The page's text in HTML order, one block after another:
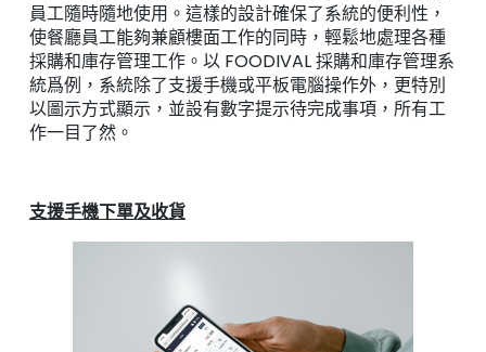
員工隨時隨地使用。這樣的設計確保了系統的便利性，
使餐廳員工能夠兼顧樓面工作的同時，輕鬆地處理各種
採購和庫存管理工作。以 FOODIVAL 採購和庫存管理系
統爲例，系統除了支援手機或平板電腦操作外，更特別
以圖示方式顯示，並設有數字提示待完成事項，所有工
作一目了然。
支援手機下單及收貨